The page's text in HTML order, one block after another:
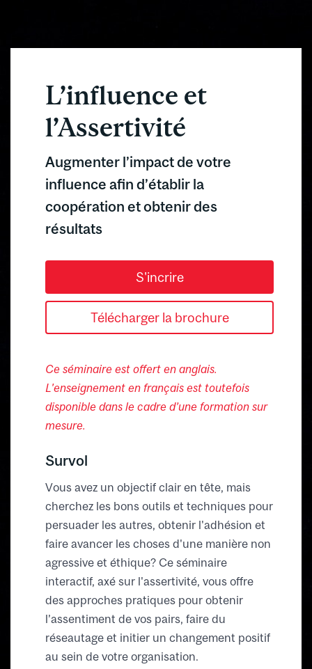
L’influence et
l’Assertivité
Augmenter l’impact de votre
influence afin d’établir la
coopération et obtenir des
résultats
S'incrire
Télécharger la brochure
Ce séminaire est offert en anglais.
L'enseignement en français est toutefois
disponible dans le cadre d’une formation sur
mesure.
Survol
Vous avez un objectif clair en tête, mais
cherchez les bons outils et techniques pour
persuader les autres, obtenir l'adhésion et
faire avancer les choses d'une manière non
agressive et éthique? Ce séminaire
interactif, axé sur l'assertivité, vous offre
des approches pratiques pour obtenir
l’assentiment de vos pairs, faire du
réseautage et initier un changement positif
au sein de votre organisation.